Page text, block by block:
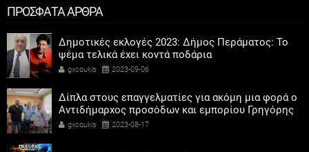
ΠΡΟΣΦΑΤΑ ΑΡΘΡΑ
Δημοτικές εκλογές 2023: Δήμος Περάματος: Το
ψέμα τελικά έχει κοντά ποδάρια
gxcoukis 2023-09-06
Δίπλα στους επαγγελματίες για ακόμη μια φορά ο
Αντιδήμαρχος προσόδων και εμπορίου Γρηγόρης
Καψοκόλης
gxcoukis 2023-08-17